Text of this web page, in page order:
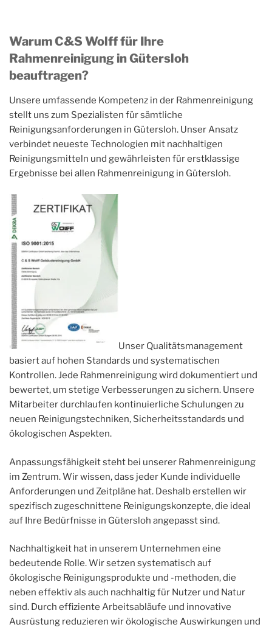
Warum C&S Wolff für Ihre
Rahmenreinigung in Gütersloh
beauftragen?
Unsere umfassende Kompetenz in der Rahmenreinigung
stellt uns zum Spezialisten für sämtliche
Reinigungsanforderungen in Gütersloh. Unser Ansatz
verbindet neueste Technologien mit nachhaltigen
Reinigungsmitteln und gewährleisten für erstklassige
Ergebnisse bei allen Rahmenreinigung in Gütersloh.
Unser Qualitätsmanagement
basiert auf hohen Standards und systematischen
Kontrollen. Jede Rahmenreinigung wird dokumentiert und
bewertet, um stetige Verbesserungen zu sichern. Unsere
Mitarbeiter durchlaufen kontinuierliche Schulungen zu
neuen Reinigungstechniken, Sicherheitsstandards und
ökologischen Aspekten.
Anpassungsfähigkeit steht bei unserer Rahmenreinigung
im Zentrum. Wir wissen, dass jeder Kunde individuelle
Anforderungen und Zeitpläne hat. Deshalb erstellen wir
spezifisch zugeschnittene Reinigungskonzepte, die ideal
auf Ihre Bedürfnisse in Gütersloh angepasst sind.
Nachhaltigkeit hat in unserem Unternehmen eine
bedeutende Rolle. Wir setzen systematisch auf
ökologische Reinigungsprodukte und -methoden, die
neben effektiv als auch nachhaltig für Nutzer und Natur
sind. Durch effiziente Arbeitsabläufe und innovative
Ausrüstung reduzieren wir ökologische Auswirkungen und